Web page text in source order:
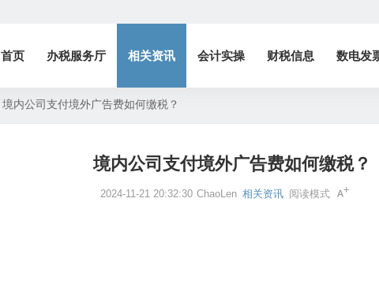
首页 办税服务厅 相关资讯 会计实操 财税信息 数电发
境内公司支付境外广告费如何缴税？
境内公司支付境外广告费如何缴税？
2024-11-21 20:32:30 ChaoLen 相关资讯 阅读模式